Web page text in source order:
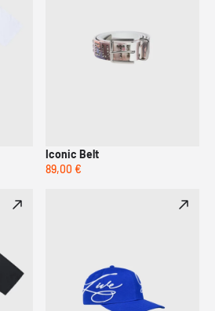
Iconic Belt
89,00 €